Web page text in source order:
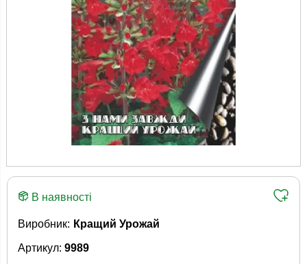
В наявності
Артикул: 9989
Виробник: Кращий Урожай